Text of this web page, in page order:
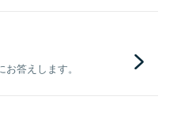
答えします。